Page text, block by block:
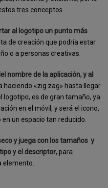
tres conceptos.
al logotipo un punto más
de creación que podría estar
o a personas creativas.
nombre de la aplicación, y al
haciendo «zig zag» hasta llegar
logotipo, es de gran tamaño, ya
en el móvil, y será el icono,
un espacio tan reducido.
y juega con los tamaños y
y el descriptor, para
elemento.